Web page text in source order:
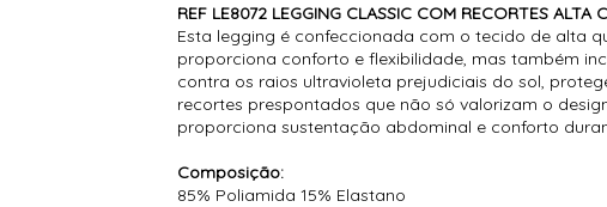
REF LE8072 LEGGING CLASSIC COM RECORTES ALTA
Esta legging é confeccionada com o tecido de alta
proporciona conforto e flexibilidade, mas também
contra os raios ultravioleta prejudiciais do sol,
recortes prespontados que não só valorizam o
proporciona sustentação abdominal e conforto
Composição:
85% Poliamida 15% Elastano